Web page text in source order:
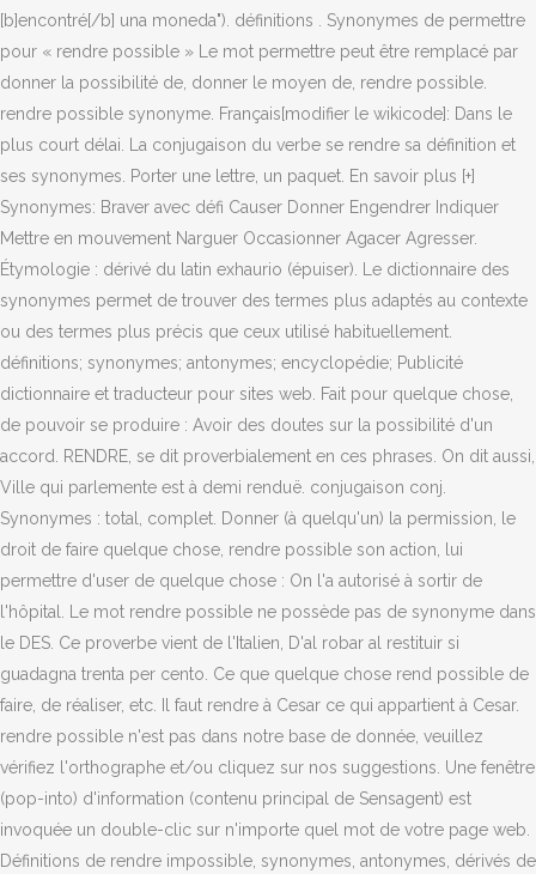
[b]encontré[/b] una moneda"). définitions . Synonymes de permettre
pour « rendre possible » Le mot permettre peut être remplacé par
donner la possibilité de, donner le moyen de, rendre possible.
rendre possible synonyme. Français[modifier le wikicode]: Dans le
plus court délai. La conjugaison du verbe se rendre sa définition et
ses synonymes. Porter une lettre, un paquet. En savoir plus [+]
Synonymes: Braver avec défi Causer Donner Engendrer Indiquer
Mettre en mouvement Narguer Occasionner Agacer Agresser.
Étymologie : dérivé du latin exhaurio (épuiser). Le dictionnaire des
synonymes permet de trouver des termes plus adaptés au contexte
ou des termes plus précis que ceux utilisé habituellement.
définitions; synonymes; antonymes; encyclopédie; Publicité
dictionnaire et traducteur pour sites web. Fait pour quelque chose,
de pouvoir se produire : Avoir des doutes sur la possibilité d'un
accord. RENDRE, se dit proverbialement en ces phrases. On dit aussi,
Ville qui parlemente est à demi renduë. conjugaison conj.
Synonymes : total, complet. Donner (à quelqu'un) la permission, le
droit de faire quelque chose, rendre possible son action, lui
permettre d'user de quelque chose : On l'a autorisé à sortir de
l'hôpital. Le mot rendre possible ne possède pas de synonyme dans
le DES. Ce proverbe vient de l'Italien, D'al robar al restituir si
guadagna trenta per cento. Ce que quelque chose rend possible de
faire, de réaliser, etc. Il faut rendre à Cesar ce qui appartient à Cesar.
rendre possible n'est pas dans notre base de donnée, veuillez
vérifiez l'orthographe et/ou cliquez sur nos suggestions. Une fenêtre
(pop-into) d'information (contenu principal de Sensagent) est
invoquée un double-clic sur n'importe quel mot de votre page web.
Définitions de rendre impossible, synonymes, antonymes, dérivés de